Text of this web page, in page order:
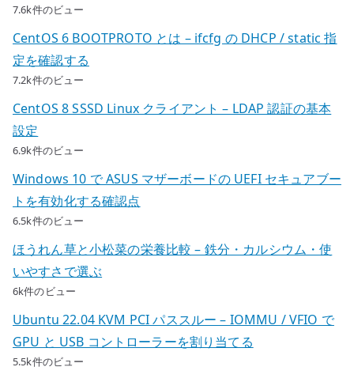
7.6k件のビュー
CentOS 6 BOOTPROTO とは – ifcfg の DHCP / static 指
定を確認する
7.2k件のビュー
CentOS 8 SSSD Linux クライアント – LDAP 認証の基本
設定
6.9k件のビュー
Windows 10 で ASUS マザーボードの UEFI セキュアブー
トを有効化する確認点
6.5k件のビュー
ほうれん草と小松菜の栄養比較 – 鉄分・カルシウム・使
いやすさで選ぶ
6k件のビュー
Ubuntu 22.04 KVM PCI パススルー – IOMMU / VFIO で
GPU と USB コントローラーを割り当てる
5.5k件のビュー